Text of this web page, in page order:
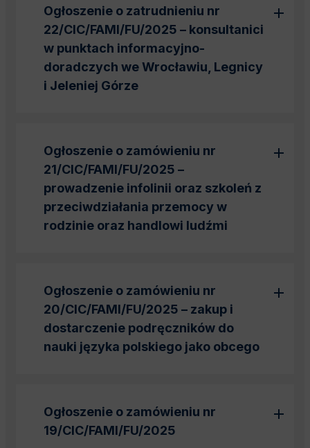
Ogłoszenie o zatrudnieniu nr
22/CIC/FAMI/FU/2025 – konsultanici
w punktach informacyjno-
doradczych we Wrocławiu, Legnicy
i Jeleniej Górze
Ogłoszenie o zamówieniu nr
21/CIC/FAMI/FU/2025 –
prowadzenie infolinii oraz szkoleń z
przeciwdziałania przemocy w
rodzinie oraz handlowi ludźmi
Ogłoszenie o zamówieniu nr
20/CIC/FAMI/FU/2025 – zakup i
dostarczenie podręczników do
nauki języka polskiego jako obcego
Ogłoszenie o zamówieniu nr
19/CIC/FAMI/FU/2025